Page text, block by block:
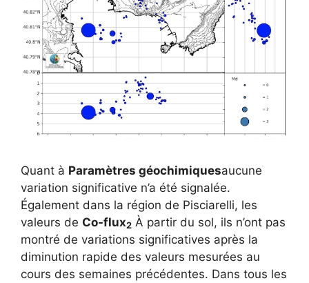
Quant à Paramètres géochimiquesaucune
variation significative n’a été signalée.
Également dans la région de Pisciarelli, les
valeurs de Co-flux2 À partir du sol, ils n’ont pas
montré de variations significatives après la
diminution rapide des valeurs mesurées au
cours des semaines précédentes. Dans tous les